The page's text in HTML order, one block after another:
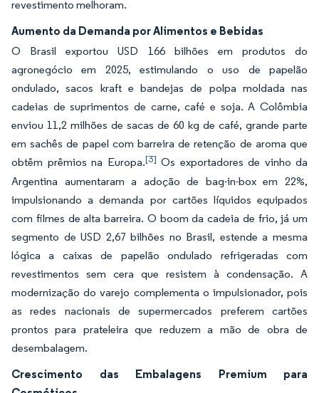
revestimento melhoram.
Aumento da Demanda por Alimentos e Bebidas
O Brasil exportou USD 166 bilhões em produtos do
agronegócio em 2025, estimulando o uso de papelão
ondulado, sacos kraft e bandejas de polpa moldada nas
cadeias de suprimentos de carne, café e soja. A Colômbia
enviou 11,2 milhões de sacas de 60 kg de café, grande parte
em sachês de papel com barreira de retenção de aroma que
obtêm prêmios na Europa.[3] Os exportadores de vinho da
Argentina aumentaram a adoção de bag-in-box em 22%,
impulsionando a demanda por cartões líquidos equipados
com filmes de alta barreira. O boom da cadeia de frio, já um
segmento de USD 2,67 bilhões no Brasil, estende a mesma
lógica a caixas de papelão ondulado refrigeradas com
revestimentos sem cera que resistem à condensação. A
modernização do varejo complementa o impulsionador, pois
as redes nacionais de supermercados preferem cartões
prontos para prateleira que reduzem a mão de obra de
desembalagem.
Crescimento das Embalagens Premium para